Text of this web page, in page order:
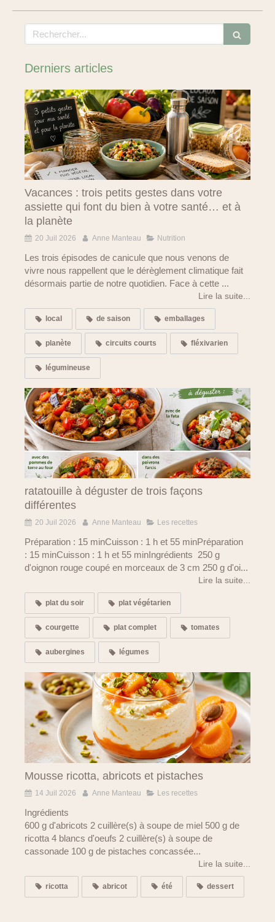
Rechercher
Derniers articles
Vacances : trois petits gestes dans votre
assiette qui font du bien à votre santé… et à
la planète
20 Juil 2026 Anne Manteau Nutrition
Les trois épisodes de canicule que nous venons de
vivre nous rappellent que le dérèglement climatique fait
désormais partie de notre quotidien. Face à cette ...
Lire la suite...
local de saison emballages
planète circuits courts fléxivarien
légumineuse
ratatouille à déguster de trois façons
différentes
20 Juil 2026 Anne Manteau Les recettes
Préparation : 15 minCuisson : 1 h et 55 minPréparation
: 15 minCuisson : 1 h et 55 minIngrédients 250 g
d'oignon rouge coupé en morceaux de 3 cm 250 g d'oi...
Lire la suite...
plat du soir plat végétarien
courgette plat complet tomates
aubergines légumes
Mousse ricotta, abricots et pistaches
14 Juil 2026 Anne Manteau Les recettes
Ingrédients
600 g d'abricots 2 cuillère(s) à soupe de miel 500 g de
ricotta 4 blancs d'oeufs 2 cuillère(s) à soupe de
cassonade 100 g de pistaches concassée...
Lire la suite...
ricotta abricot été dessert